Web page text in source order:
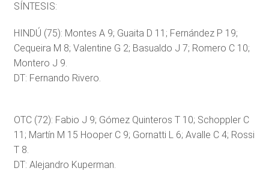
SÍNTESIS:
HINDÚ (75): Montes A 9; Guaita D 11; Fernández P 19;
Cequeira M 8; Valentine G 2; Basualdo J 7; Romero C 10;
Montero J 9.
DT: Fernando Rivero.
OTC (72): Fabio J 9; Gómez Quinteros T 10; Schoppler C
11; Martín M 15 Hooper C 9; Gornatti L 6; Avalle C 4; Rossi
T 8.
DT: Alejandro Kuperman.